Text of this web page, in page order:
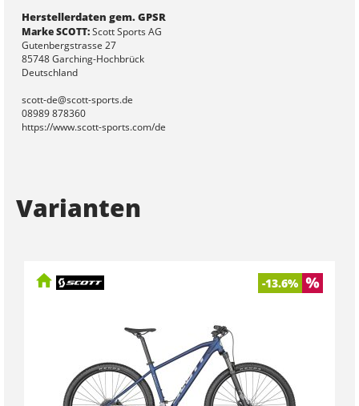
Herstellerdaten gem. GPSR
Marke SCOTT:Scott Sports AG
Gutenbergstrasse 27
85748 Garching-Hochbrück
Deutschland
scott-de@scott-sports.de
08989 878360
https://www.scott-sports.com/de
Varianten
-13.6%